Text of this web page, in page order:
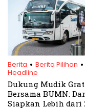
Berita . Berita Pilihan .
Headline
Dukung Mudik
Bersama BUMN:
Siapkan Lebih dari